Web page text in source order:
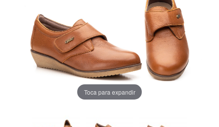
Toca para expandir